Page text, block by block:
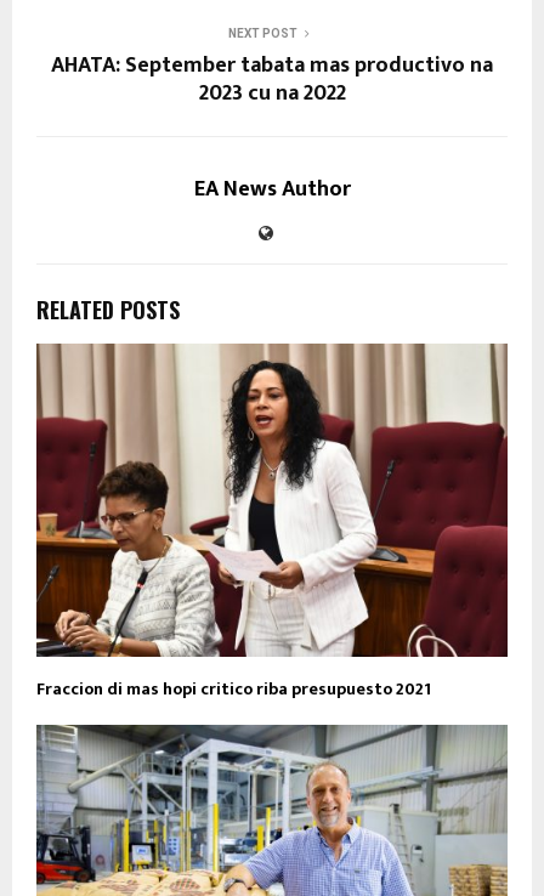
NEXT POST
AHATA: September tabata mas productivo na
2023 cu na 2022
EA News Author
RELATED POSTS
Fraccion di mas hopi critico riba presupuesto 2021